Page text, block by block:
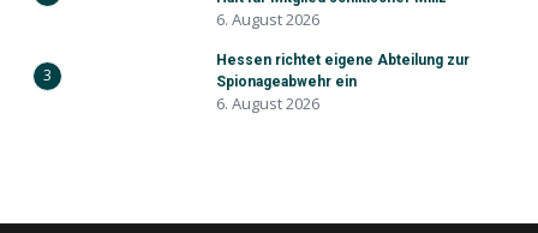
6. August 2026
3
Hessen richtet eigene Abteilung zur
Spionageabwehr ein
6. August 2026